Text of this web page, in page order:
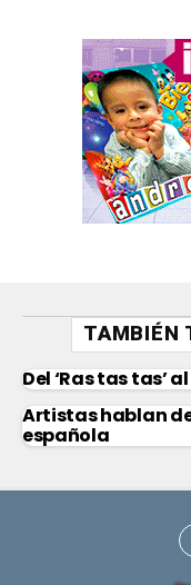
TAMBIÉN
Del ‘Ras tas tas’
Artistas hablan
española